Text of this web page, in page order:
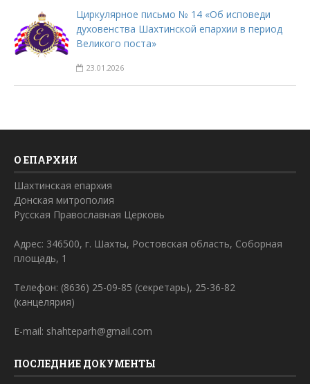
Циркулярное письмо № 14 «Об исповеди
духовенства Шахтинской епархии в период
Великого поста»
23.01.2026
О ЕПАРХИИ
Шахтинская епархия
Донская митрополия
Русская Православная Церковь
Адрес: 346500, г. Шахты, Ростовская область, Соборная
площадь, 1
Телефон: (8636) 25-09-85 (секретарь), 25-36-82
(канцелярия)
E-mail: shahteparh@gmail.com
ПОСЛЕДНИЕ ДОКУМЕНТЫ